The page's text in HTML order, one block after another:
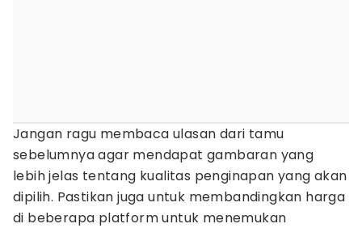
Jangan ragu membaca ulasan dari tamu
sebelumnya agar mendapat gambaran yang
lebih jelas tentang kualitas penginapan yang akan
dipilih. Pastikan juga untuk membandingkan harga
di beberapa platform untuk menemukan